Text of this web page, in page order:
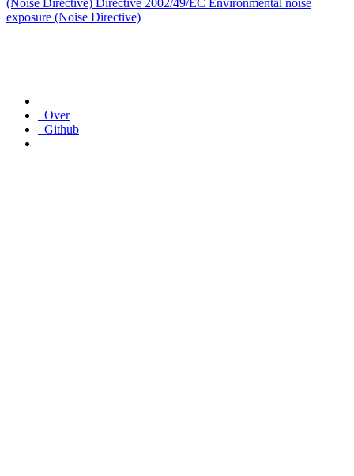
(Noise Directive) Directive 2002/49/EC Environmental noise
exposure (Noise Directive)
Over
Github